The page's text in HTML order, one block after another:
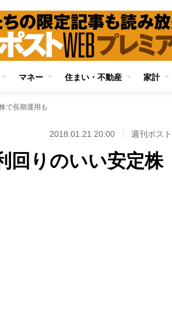
マネー 住まい・不動産 家計
で長期運用も
2018.01.21 20:00 週刊ポスト
りのいい安定株